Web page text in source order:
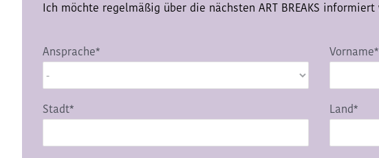
Ich möchte regelmäßig über die nächsten ART BREAKS informiert
Ansprache* Vorname*
Stadt* Land*